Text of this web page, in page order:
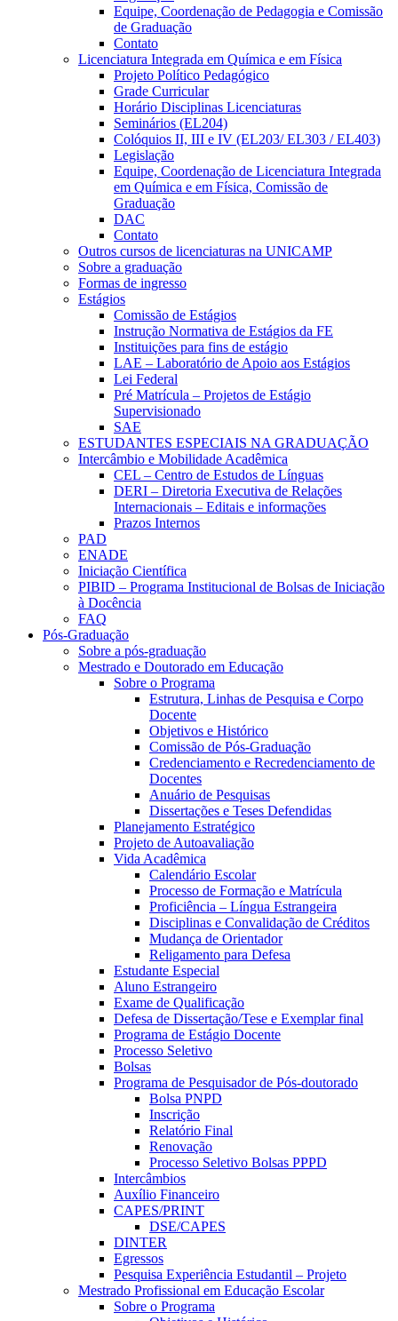
Equipe, Coordenação de Pedagogia e Comissão
de Graduação
Contato
Licenciatura Integrada em Química e em Física
Projeto Político Pedagógico
Grade Curricular
Horário Disciplinas Licenciaturas
Seminários (EL204)
Colóquios II, III e IV (EL203/ EL303 / EL403)
Legislação
Equipe, Coordenação de Licenciatura Integrada
em Química e em Física, Comissão de
Graduação
DAC
Contato
Outros cursos de licenciaturas na UNICAMP
Sobre a graduação
Formas de ingresso
Estágios
Comissão de Estágios
Instrução Normativa de Estágios da FE
Instituições para fins de estágio
LAE – Laboratório de Apoio aos Estágios
Lei Federal
Pré Matrícula – Projetos de Estágio
Supervisionado
SAE
ESTUDANTES ESPECIAIS NA GRADUAÇÃO
Intercâmbio e Mobilidade Acadêmica
CEL – Centro de Estudos de Línguas
DERI – Diretoria Executiva de Relações
Internacionais – Editais e informações
Prazos Internos
PAD
ENADE
Iniciação Científica
PIBID – Programa Institucional de Bolsas de Iniciação
à Docência
FAQ
Pós-Graduação
Sobre a pós-graduação
Mestrado e Doutorado em Educação
Sobre o Programa
Estrutura, Linhas de Pesquisa e Corpo
Docente
Objetivos e Histórico
Comissão de Pós-Graduação
Credenciamento e Recredenciamento de
Docentes
Anuário de Pesquisas
Dissertações e Teses Defendidas
Planejamento Estratégico
Projeto de Autoavaliação
Vida Acadêmica
Calendário Escolar
Processo de Formação e Matrícula
Proficiência – Língua Estrangeira
Disciplinas e Convalidação de Créditos
Mudança de Orientador
Religamento para Defesa
Estudante Especial
Aluno Estrangeiro
Exame de Qualificação
Defesa de Dissertação/Tese e Exemplar final
Programa de Estágio Docente
Processo Seletivo
Bolsas
Programa de Pesquisador de Pós-doutorado
Bolsa PNPD
Inscrição
Relatório Final
Renovação
Processo Seletivo Bolsas PPPD
Intercâmbios
Auxílio Financeiro
CAPES/PRINT
DSE/CAPES
DINTER
Egressos
Pesquisa Experiência Estudantil – Projeto
Mestrado Profissional em Educação Escolar
Sobre o Programa